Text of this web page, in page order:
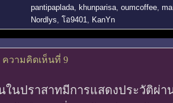
pantipaplada, khunparisa, oumcoffee,
Nordlys, โอ9401, KanYn
ความคิดเห็นที่ 9
ในปราสาทมีการแสดงประวัติผ่า